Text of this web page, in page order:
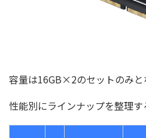
容量は16GB×2のセットのみと
性能別にラインナップを整理す